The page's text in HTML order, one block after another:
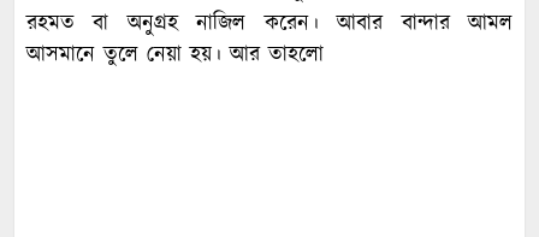
রহমত বা অনুগ্রহ নাজিল করেন। আবার বান্দার আমল
আসমানে তুলে নেয়া হয়। আর তাহলো